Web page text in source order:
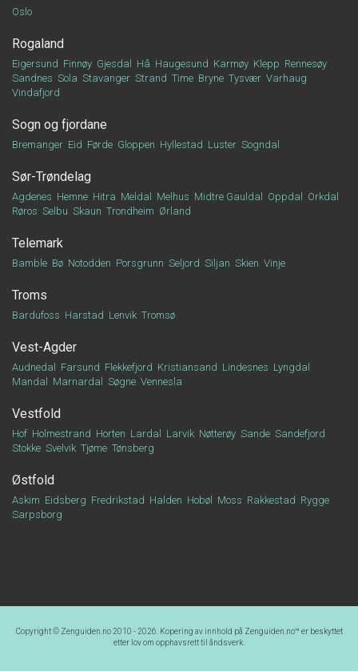
Oslo
Rogaland
Eigersund Finnøy Gjesdal Hå Haugesund Karmøy Klepp Rennesøy
Sandnes Sola Stavanger Strand Time Bryne Tysvær Varhaug
Vindafjord
Sogn og fjordane
Bremanger Eid Førde Gloppen Hyllestad Luster Sogndal
Sør-Trøndelag
Agdenes Hemne Hitra Meldal Melhus Midtre Gauldal Oppdal
Orkdal
Røros Selbu Skaun Trondheim Ørland
Telemark
Bamble Bø Notodden Porsgrunn Seljord Siljan Skien Vinje
Troms
Bardufoss Harstad Lenvik Tromsø
Vest-Agder
Audnedal Farsund Flekkefjord Kristiansand Lindesnes Lyngdal
Mandal
Marnardal Søgne Vennesla
Vestfold
Hof Holmestrand Horten Lardal Larvik Nøtterøy Sande Sandefjord
Stokke Svelvik Tjøme Tønsberg
Østfold
Askim Eidsberg Fredrikstad Halden Hobøl Moss Rakkestad Rygge
Sarpsborg
Copyright © Zenguiden.no 2010 - 2026. Kopering av innhold på Zenguiden.no™ er beskyttet
etter lov om opphavsrett til åndsverk.